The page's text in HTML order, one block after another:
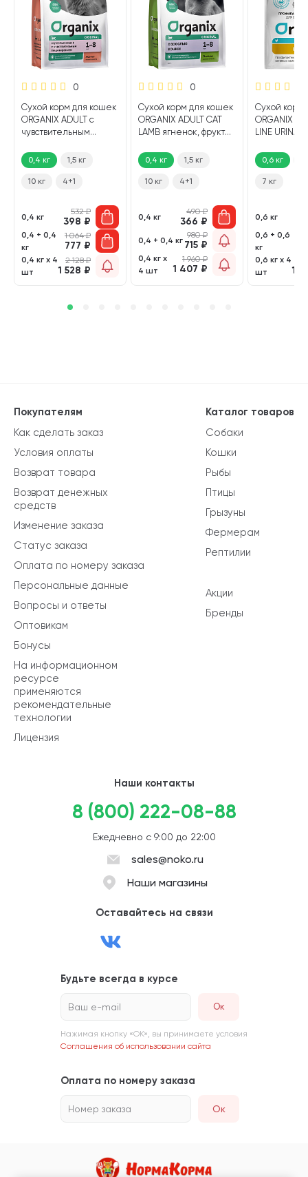
0
Сухой корм для кошек
ORGANIX ADULT с
чувствительным
лосось, фрукты, овощи
(0,4 кг)
0,4 кг 1,5 кг
10 кг 4+1
0,4 кг
532₽
398 ₽
0,4 + 0,4
кг
1 064₽
777 ₽
0,4 кг х 4
шт
2 128₽
1 528 ₽
0
Сухой корм для кошек
ORGANIX ADULT CAT
LAMB ягненок, фрукты,
0,4 кг 1,5 кг
10 кг 4+1
0,4 кг
490₽
366 ₽
0,4 + 0,4 кг
980₽
715 ₽
0,4 кг х
4 шт
1 960₽
1 407 ₽
Сухой корм
ORGANIX
LINE
болезни (0,6
0,6 кг
7 кг
0,6 кг
0,6 + 0,6
кг
0,6 кг х 4
шт
1
Каталог товаров
Собаки
Кошки
Рыбы
Птицы
Грызуны
Фермерам
Рептилии
Акции
Бренды
Покупателям
Как сделать заказ
Условия оплаты
Возврат товара
Возврат денежных
средств
Изменение заказа
Статус заказа
Оплата по номеру заказа
Персональные данные
Вопросы и ответы
Оптовикам
Бонусы
На информационном
ресурсе
применяются
рекомендательные
технологии
Лицензия
Наши контакты
8 (800) 222-08-88
Ежедневно с 9:00 до 22:00
sales@noko.ru
Наши магазины
Оставайтесь на связи
Будьте всегда в курсе
Ваш e-mail
Нажимая кнопку «ОК», вы принимаете условия
Соглашения об использовании сайта
Оплата по номеру заказа
Номер заказа Ок